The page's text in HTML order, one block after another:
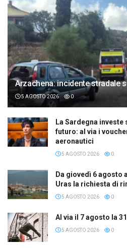
Arzachena: incidente stradale
5 AGOSTO 2026 0
La Sardegna investe
futuro: al via i
aeronautici
5 AGOSTO 2026 0
Da giovedì 6 agosto
Uras la richiesta di
5 AGOSTO 2026 0
Al via il 7 agosto la
5 AGOSTO 2026 0